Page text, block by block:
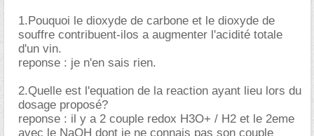
1.Pouquoi le dioxyde de carbone et le dioxyde de
souffre contribuent-ilos a augmenter l'acidité totale
d'un vin.
reponse : je n'en sais rien.
2.Quelle est l'equation de la reaction ayant lieu lors du
dosage proposé?
reponse : il y a 2 couple redox H3O+ / H2 et le 2eme
avec le NaOH dont je ne connais pas son couple